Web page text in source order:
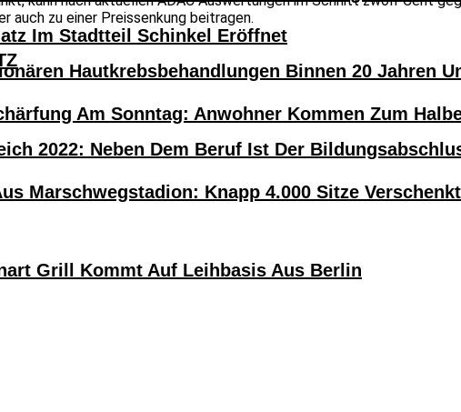
Hautkrebsbehandlungen Binnen 20 Jahren
2022: Neben Dem Beruf Ist Der
Im Stadtteil Schinkel Eröffnet
Am Sonntag: Anwohner Kommen Zum
Marschwegstadion: Knapp 4.000 Sitze
Grill Kommt Auf Leihbasis Aus Berlin
auch zu einer Preissenkung beitragen.